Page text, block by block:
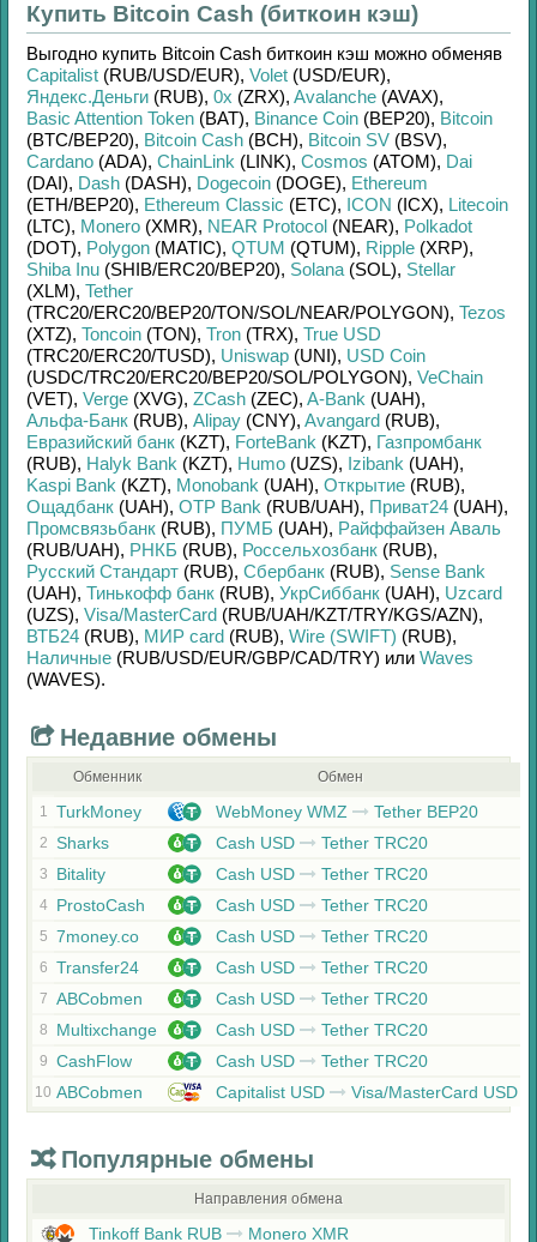
Купить Bitcoin Cash (биткоин кэш)
Выгодно купить Bitcoin Cash биткоин кэш можно обменяв
Capitalist (RUB/USD/EUR), Volet (USD/EUR),
Яндекс.Деньги (RUB), 0x (ZRX), Avalanche (AVAX),
Basic Attention Token (BAT), Binance Coin (BEP20), Bitcoin
(BTC/BEP20), Bitcoin Cash (BCH), Bitcoin SV (BSV),
Cardano (ADA), ChainLink (LINK), Cosmos (ATOM), Dai
(DAI), Dash (DASH), Dogecoin (DOGE), Ethereum
(ETH/BEP20), Ethereum Classic (ETC), ICON (ICX), Litecoin
(LTC), Monero (XMR), NEAR Protocol (NEAR), Polkadot
(DOT), Polygon (MATIC), QTUM (QTUM), Ripple (XRP),
Shiba Inu (SHIB/ERC20/BEP20), Solana (SOL), Stellar
(XLM), Tether
(TRC20/ERC20/BEP20/TON/SOL/NEAR/POLYGON), Tezos
(XTZ), Toncoin (TON), Tron (TRX), True USD
(TRC20/ERC20/TUSD), Uniswap (UNI), USD Coin
(USDC/TRC20/ERC20/BEP20/SOL/POLYGON), VeChain
(VET), Verge (XVG), ZCash (ZEC), A-Bank (UAH),
Альфа-Банк (RUB), Alipay (CNY), Avangard (RUB),
Евразийский банк (KZT), ForteBank (KZT), Газпромбанк
(RUB), Halyk Bank (KZT), Humo (UZS), Izibank (UAH),
Kaspi Bank (KZT), Monobank (UAH), Открытие (RUB),
Ощадбанк (UAH), OTP Bank (RUB/UAH), Приват24 (UAH),
Промсвязьбанк (RUB), ПУМБ (UAH), Райффайзен Аваль
(RUB/UAH), РНКБ (RUB), Россельхозбанк (RUB),
Русский Стандарт (RUB), Сбербанк (RUB), Sense Bank
(UAH), Тинькофф банк (RUB), УкрСиббанк (UAH), Uzcard
(UZS), Visa/MasterCard (RUB/UAH/KZT/TRY/KGS/AZN),
ВТБ24 (RUB), МИР card (RUB), Wire (SWIFT) (RUB),
Наличные (RUB/USD/EUR/GBP/CAD/TRY) или Waves
(WAVES).
Недавние обмены
Обменник Обмен
1 TurkMoney WebMoney WMZ Tether BEP20
2 Sharks Cash USD Tether TRC20
3 Bitality Cash USD Tether TRC20
4 ProstoCash Cash USD Tether TRC20
5 7money.co Cash USD Tether TRC20
6 Transfer24 Cash USD Tether TRC20
7 ABCobmen Cash USD Tether TRC20
8 Multixchange Cash USD Tether TRC20
9 CashFlow Cash USD Tether TRC20
10 ABCobmen Capitalist USD Visa/MasterCard USD
Популярные обмены
Направления обмена
Tinkoff Bank RUB
Monero XMR